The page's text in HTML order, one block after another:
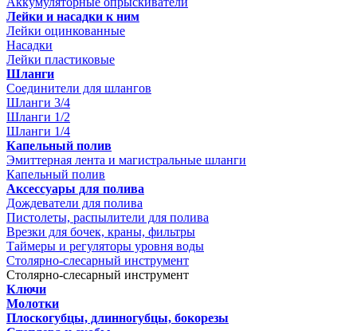
Лейки и насадки к ним
Лейки оцинкованные
Насадки
Лейки пластиковые
Шланги
Соединители для шлангов
Шланги 3/4
Шланги 1/2
Шланги 1/4
Капельный полив
Эмиттерная лента и магистральные шланги
Капельный полив
Аксессуары для полива
Дождеватели для полива
Пистолеты, распылители для полива
Врезки для бочек, краны, фильтры
Таймеры и регуляторы уровня воды
Столярно-слесарный инструмент
Столярно-слесарный инструмент
Ключи
Молотки
Плоскогубцы, длинногубцы, бокорезы